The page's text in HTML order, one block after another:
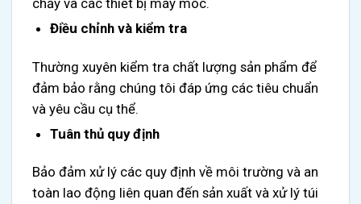
Điều chỉnh và kiểm tra
Thường xuyên kiểm tra chất lượng sản phẩm để
đảm bảo rằng chúng tôi đáp ứng các tiêu chuẩn
và yêu cầu cụ thể.
Tuân thủ quy định
Bảo đảm xử lý các quy định về môi trường và an
toàn lao động liên quan đến sản xuất và xử lý túi